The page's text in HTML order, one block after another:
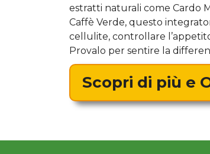
estratti naturali come Cardo
Caffè Verde, questo
cellulite, controllare
Provalo per sentire la
Scopri di più e